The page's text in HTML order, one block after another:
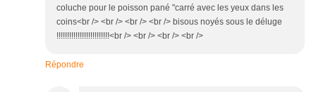
coluche pour le poisson pané "carré avec les yeux dans les
coins<br /> <br /> <br /> <br /> bisous noyés sous le déluge
!!!!!!!!!!!!!!!!!!!!!!!!!<br /> <br /> <br /> <br />
Répondre